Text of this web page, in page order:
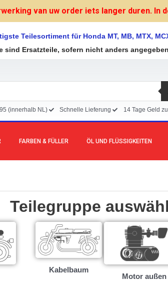
van uw order iets langer duren. In
Teilesortiment für Honda MT, MB, MTX,
sind Ersatzteile, sofern nicht anders
(innerhalb NL) Schnelle Lieferung 14 Tage Geld
FARBEN & FÜLLER ÖL UND FLÜSSIGKEITEN
Teilegruppe
Kabelbaum
Motor außen